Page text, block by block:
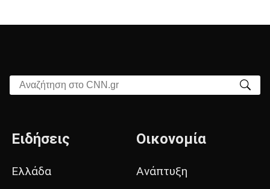
Αναζήτηση στο CNN.gr
Ειδήσεις
Ελλάδα
Οικονομία
Ανάπτυξη